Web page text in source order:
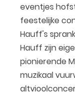
eventjes
feestelijke
Hauff's
Hauff zijn
pionierende
muzikaal